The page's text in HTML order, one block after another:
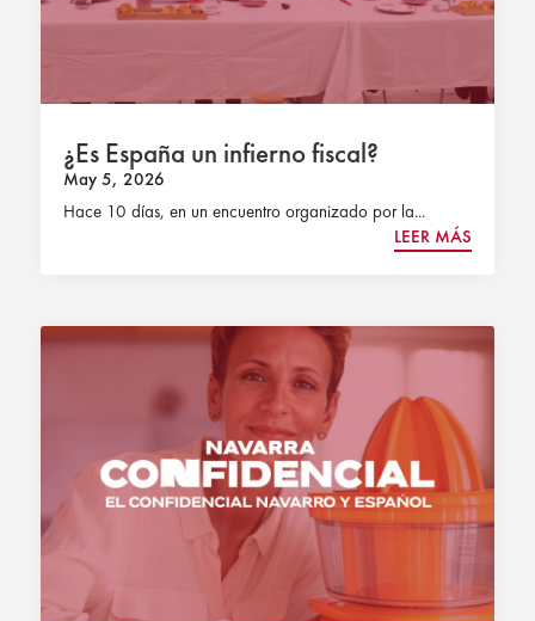
¿Es España un infierno fiscal?
May 5, 2026
Hace 10 días, en un encuentro organizado por la...
LEER MÁS